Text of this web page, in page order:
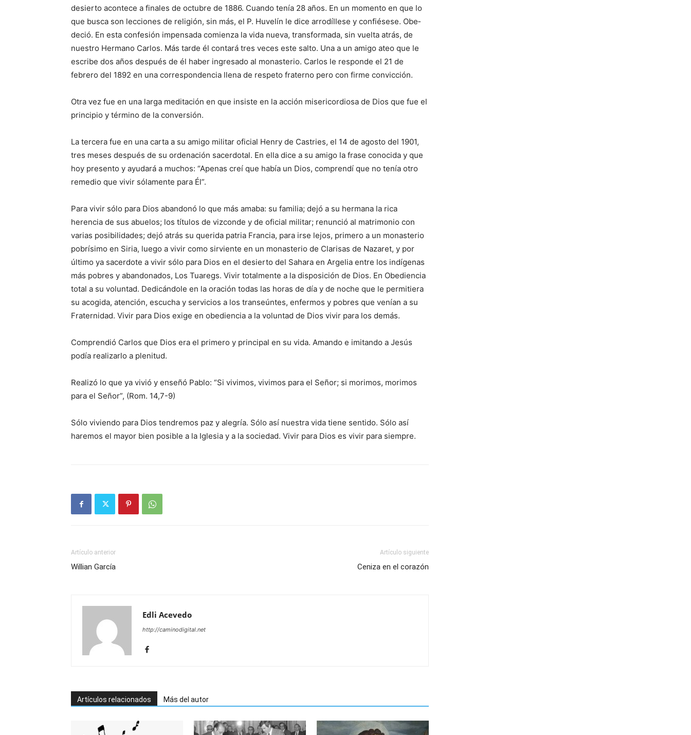
desierto acontece a finales de octu­bre de 1886. Cuando tenía 28 años. En un momento en que lo
que busca son lecciones de religión, sin más, el P. Huvelín le dice arro­díllese y confiésese. Obe­
deció. En esta confesión impensada comienza la vida nueva, transformada, sin vuelta atrás, de
nuestro Hermano Carlos. Más tarde él contará tres veces este salto. Una a un amigo ateo que le
escribe dos años después de él ha­ber ingresado al monasterio. Carlos le responde el 21 de
febrero del 1892 en una co­rrespon­dencia llena de res­peto fra­terno pero con firme convicción.
Otra vez fue en una larga meditación en que insiste en la acción misericordiosa de Dios que fue el
principio y término de la conversión.
La tercera fue en una car­ta a su amigo militar oficial Henry de Castries, el 14 de agosto del 1901,
tres meses después de su ordenación sacerdotal. En ella dice a su amigo la frase conocida y que
hoy presento y ayudará a muchos: “Apenas creí que había un Dios, comprendí que no tenía otro
remedio que vivir sólamente para Él”.
Para vivir sólo para Dios abandonó lo que más ama­ba: su familia; dejó a su hermana la rica
herencia de sus abuelos; los títulos de vizconde y de oficial militar; renunció al matrimonio con
varias posibilidades; dejó atrás su que­rida patria Francia, para irse lejos, primero a un monasterio
pobrísimo en Siria, luego a vivir como sirviente en un monasterio de Clarisas de Nazaret, y por
último ya sa­cerdote a vivir sólo para Dios en el desierto del Sa­hara en Arge­lia entre los in­dígenas
más pobres y abandonados, Los Tuaregs. Vivir totalmente a la disposición de Dios. En Obediencia
total a su voluntad. Dedicándole en la oración todas las horas de día y de noche que le permitiera
su acogida, atención, escu­cha y servicios a los transeúntes, enfermos y po­bres que venían a su
Frater­nidad. Vivir para Dios exige en obediencia a la voluntad de Dios vivir para los demás.
Comprendió Carlos que Dios era el primero y principal en su vida. Amando e imitando a Jesús
podía rea­lizarlo a plenitud.
Realizó lo que ya vivió y enseñó Pablo: “Si vivimos, vivimos para el Señor; si morimos, morimos
para el Señor”, (Rom. 14,7-9)
Sólo viviendo para Dios tendremos paz y alegría. Sólo así nuestra vida tiene sentido. Sólo así
haremos el mayor bien posible a la Iglesia y a la sociedad. Vivir para Dios es vivir para siempre.
Artículo anterior
Willian García
Artículo siguiente
Ceniza en el corazón
Edli Acevedo
http://caminodigital.net
Artículos relacionados Más del autor